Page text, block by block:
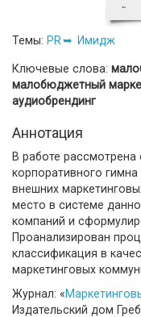
Темы: PR Имидж
Ключевые слова:
малобюджетный
аудиобрендинг
Аннотация
В работе
корпоративного гимна
внешних
место в системе
компаний и
Проанализирован
классификация в
маркетинговых
Журнал: «
Издательский дом